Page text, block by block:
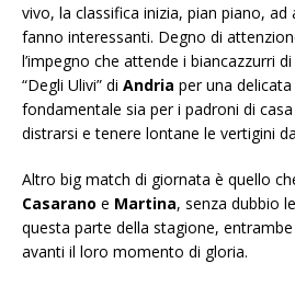
vivo, la classifica inizia, pian piano,
fanno interessanti. Degno di
l’impegno che attende i biancazzurri
“Degli Ulivi” di Andria per una
fondamentale sia per i padroni di
distrarsi e tenere lontane le vertigini
Altro big match di giornata è quello
Casarano e Martina, senza dubbio
questa parte della stagione,
avanti il loro momento di gloria.